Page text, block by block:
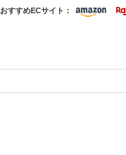
おすすめECサイト：